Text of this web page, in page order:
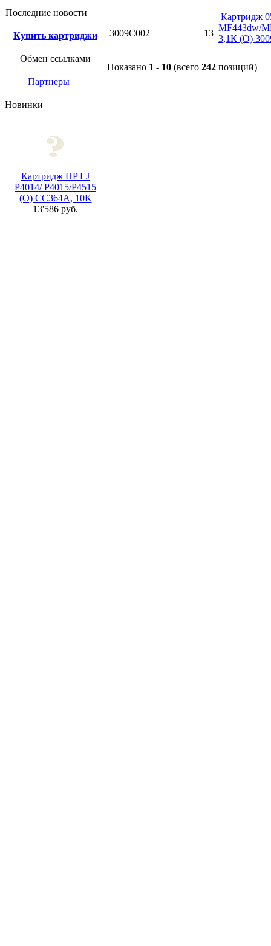
Последние новости
Купить картриджи
Обмен ссылками
Партнеры
Новинки
Картридж HP LJ
P4014/ P4015/P4515
(O) CC364A, 10K
13'586 руб.
3009C002 13
Картридж
MF443dw/
3,1К (О)
Показано 1 - 10 (всего 242 позиций)